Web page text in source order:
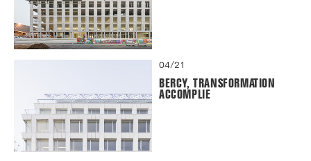
04/21
BERCY, TRANSFORMATION
ACCOMPLIE